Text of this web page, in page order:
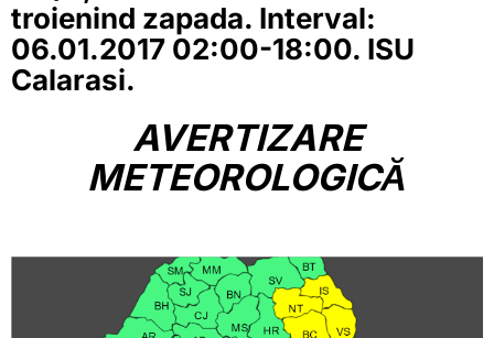
troienind zapada. Interval:
06.01.2017 02:00-18:00. ISU
Calarasi.
AVERTIZARE
METEOROLOGICĂ